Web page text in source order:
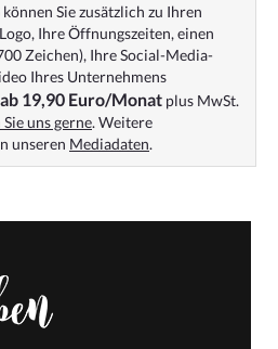
Sie zusätzlich zu Ihren
Ihre Öffnungszeiten, einen
Zeichen), Ihre Social-Media-
Ihres Unternehmens
ab 19,90 Euro/Monat plus MwSt.
uns gerne. Weitere
unseren Mediadaten.